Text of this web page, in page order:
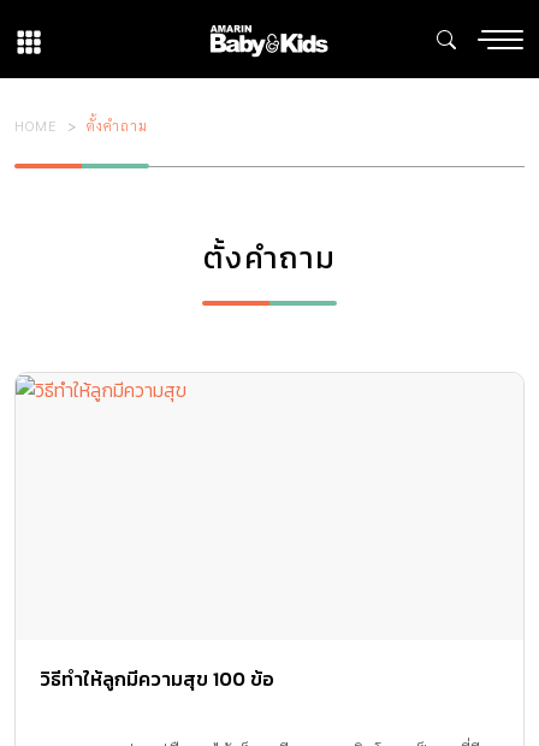
HOME ตั้งคำถาม
ตั้งคำถาม
วิธีทำให้ลูกมีความสุข 100 ข้อ